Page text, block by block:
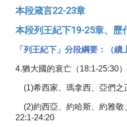
本段箴言22-23章
本段列王紀下19-25章、歷
「列王紀下」分段綱要：（續
4.猶大國的衰亡（18:1-25:30）
(1)希西家、瑪拿西、亞們之
(2)約西亞、約哈斯、約雅敬
22:1-24:20